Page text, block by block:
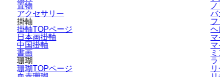
置物
アクセサリー
掛軸
掛軸TOPページ
日本画掛軸
中国掛軸
書画
珊瑚
珊瑚TOPページ
バ
フ
ヘ
マ
マ